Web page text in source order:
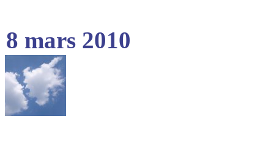
8 mars 2010